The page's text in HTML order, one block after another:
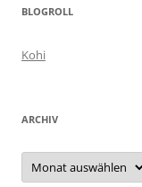
BLOGROLL
Kohi
ARCHIV
Archiv